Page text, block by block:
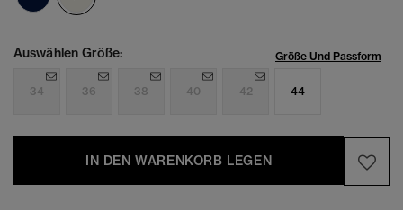
Auswählen Größe: Größe Und Passform
34 36 38 40 42 44
IN DEN WARENKORB LEGEN